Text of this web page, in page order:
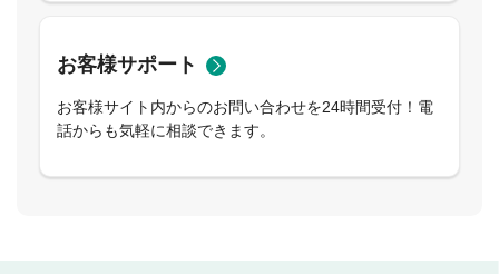
お客様サポート
お客様サイト内からのお問い合わせを24時間受付！電
話からも気軽に相談できます。